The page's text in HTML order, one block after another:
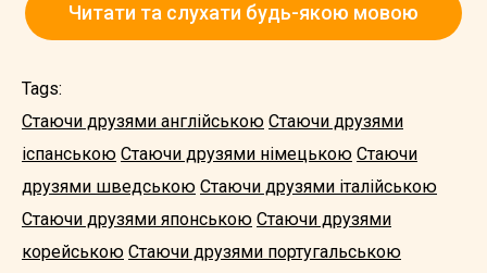
Читати та слухати будь-якою мовою
Tags:
Стаючи друзями англійською Стаючи друзями
іспанською Стаючи друзями німецькою Стаючи
друзями шведською Стаючи друзями італійською
Стаючи друзями японською Стаючи друзями
корейською Стаючи друзями португальською